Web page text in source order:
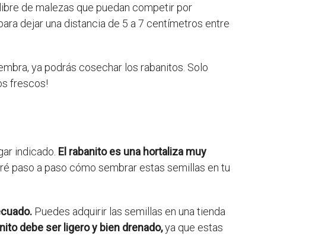
de malezas que puedan competir por
dejar una distancia de 5 a 7 centímetros entre
ya podrás cosechar los rabanitos. Solo
frescos!
indicado. El rabanito es una hortaliza muy
paso a paso cómo sembrar estas semillas en tu
Puedes adquirir las semillas en una tienda
debe ser ligero y bien drenado,ya que estas